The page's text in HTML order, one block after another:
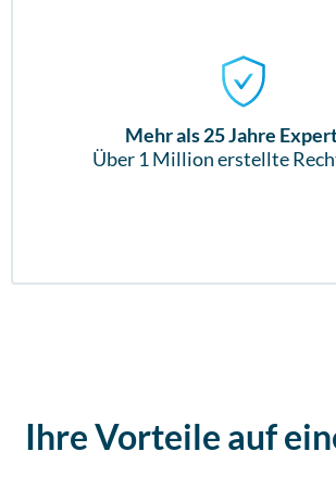
Mehr als 25 Jahre
Über 1 Million erstellte
Ihre Vorteile auf